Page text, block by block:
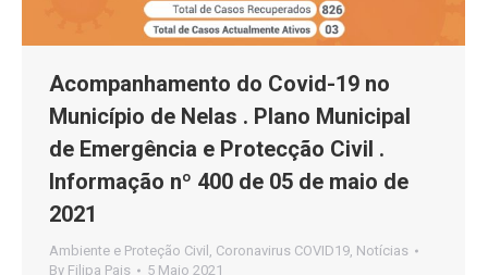
Acompanhamento do Covid-19 no
Município de Nelas . Plano Municipal
de Emergência e Protecção Civil .
Informação nº 400 de 05 de maio de
2021
Ambiente e Proteção Civil Coronavirus COVID19 Notícias
By Filipa Pais 5 Maio 2021